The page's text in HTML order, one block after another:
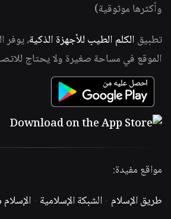
وأكثرها موثوقية)
تطبيق الكلم الطيب للأجهزة الذكية، يوفر
الموقع في مساحة صغيرة ولا يحتاج
مواقع مفيدة:
طريق الإسلام -الشبكة الإسلامية -